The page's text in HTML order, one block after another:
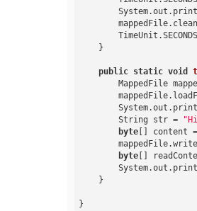
        });
private
try {
return
        }
catch
return
        }
private ByteBuffer
String
Method[]
    }
public static void
MappedFile
        String str =
byte[] content
byte[]
    }